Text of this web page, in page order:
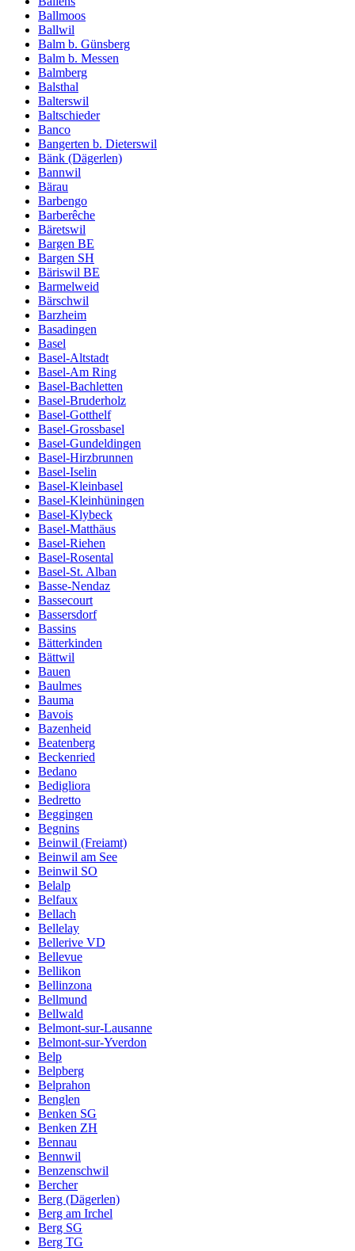
Ballmoos
Ballwil
Balm b. Günsberg
Balm b. Messen
Balmberg
Balsthal
Balterswil
Baltschieder
Banco
Bangerten b. Dieterswil
Bänk (Dägerlen)
Bannwil
Bärau
Barbengo
Barberêche
Bäretswil
Bargen BE
Bargen SH
Bäriswil BE
Barmelweid
Bärschwil
Barzheim
Basadingen
Basel
Basel-Altstadt
Basel-Am Ring
Basel-Bachletten
Basel-Bruderholz
Basel-Gotthelf
Basel-Grossbasel
Basel-Gundeldingen
Basel-Hirzbrunnen
Basel-Iselin
Basel-Kleinbasel
Basel-Kleinhüningen
Basel-Klybeck
Basel-Matthäus
Basel-Riehen
Basel-Rosental
Basel-St. Alban
Basse-Nendaz
Bassecourt
Bassersdorf
Bassins
Bätterkinden
Bättwil
Bauen
Baulmes
Bauma
Bavois
Bazenheid
Beatenberg
Beckenried
Bedano
Bedigliora
Bedretto
Beggingen
Begnins
Beinwil (Freiamt)
Beinwil am See
Beinwil SO
Belalp
Belfaux
Bellach
Bellelay
Bellerive VD
Bellevue
Bellikon
Bellinzona
Bellmund
Bellwald
Belmont-sur-Lausanne
Belmont-sur-Yverdon
Belp
Belpberg
Belprahon
Benglen
Benken SG
Benken ZH
Bennau
Bennwil
Benzenschwil
Bercher
Berg (Dägerlen)
Berg am Irchel
Berg SG
Berg TG